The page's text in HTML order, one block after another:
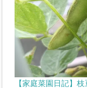
【家庭菜園日記】